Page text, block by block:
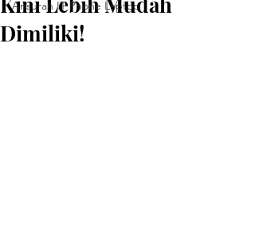
Ansuran IT Phone Laptop
Dimiliki!